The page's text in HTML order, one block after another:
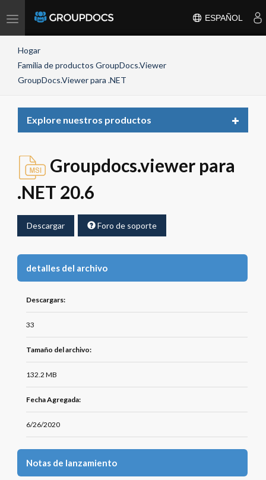
Toggle
ESPAÑOL
Hogar
Familia de productos GroupDocs.Viewer
GroupDocs.Viewer para .NET
Explore nuestros productos
Toggle
Groupdocs.viewer para
.NET 20.6
Descargar Foro de soporte
detalles del archivo
Descargars:
33
Tamaño del archivo:
132.2 MB
Fecha Agregada:
6/26/2020
Notas de lanzamiento